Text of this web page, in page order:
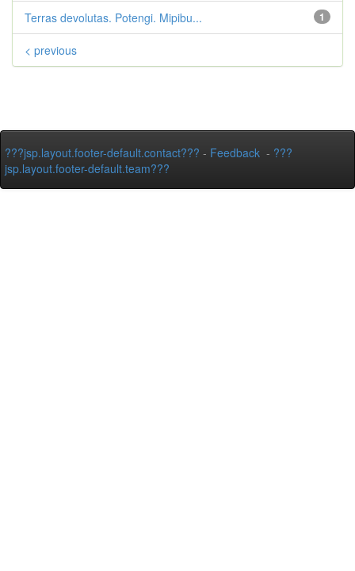
1
Terras devolutas. Potengi. Mipibu...
< previous
???jsp.layout.footer-default.contact??? - Feedback - ???
jsp.layout.footer-default.team???